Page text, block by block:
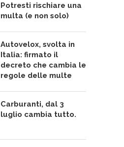
Potresti rischiare una
multa (e non solo)
Autovelox, svolta in
Italia: firmato il
decreto che cambia le
regole delle multe
Carburanti, dal 3
luglio cambia tutto.